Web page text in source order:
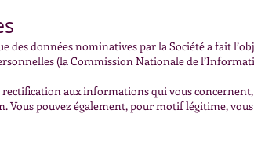
données nominatives par la Société a fait
(la Commission Nationale de
rectification aux informations qui vous
. Vous pouvez également, pour motif légitime,